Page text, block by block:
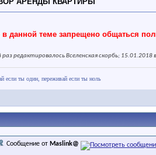
в данной теме запрещено общаться
раз редактировалось Вселенская скорбь; 15.01.2018 в
если ты один, переживай если ты ноль
Сообщение от Maslink@